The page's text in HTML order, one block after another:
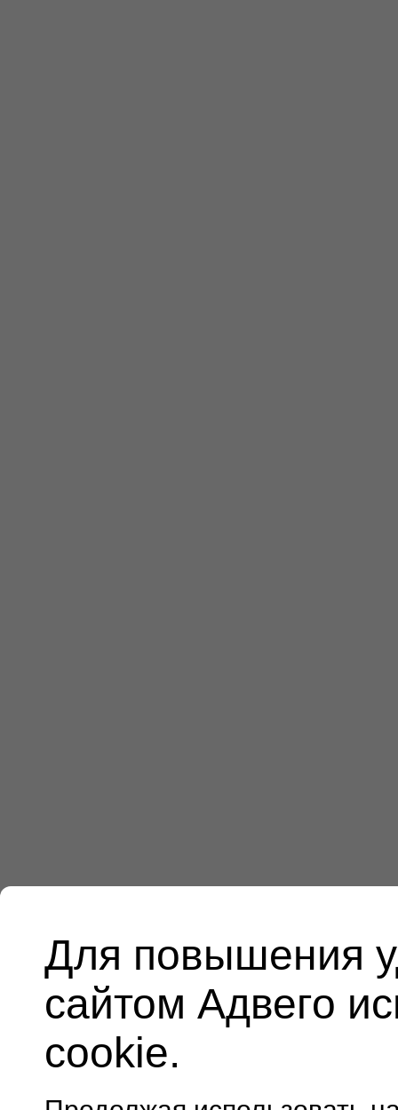
Для повышения
сайтом Адвего
cookie.